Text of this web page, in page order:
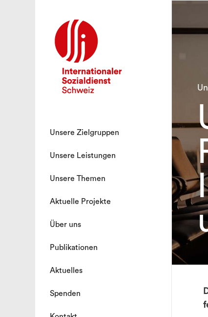
Unsere Zielgruppen
Unsere Leistungen
Unsere Themen
Aktuelle Projekte
Über uns
Publikationen
Aktuelles
Spenden